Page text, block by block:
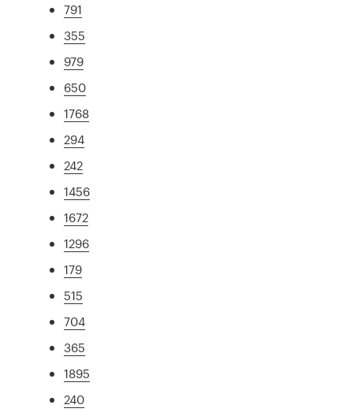
791
355
979
650
1768
294
242
1456
1672
1296
179
515
704
365
1895
240